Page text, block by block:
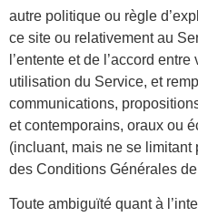
autre politique ou règle
ce site ou relativement au
l’entente et de l’accord
utilisation du Service, et
communications,
et contemporains, oraux ou
(incluant, mais ne se
des Conditions Générales
Toute ambiguïté quant à